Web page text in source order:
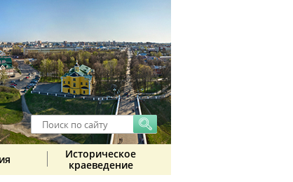
Историческое
краеведение